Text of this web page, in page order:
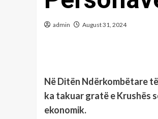
admin August 31, 2024
Në Ditën Ndërkombëtare
ka takuar gratë e Krushës
ekonomik.